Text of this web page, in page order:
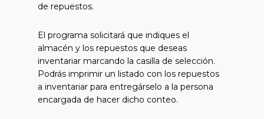
de repuestos.
El programa solicitará que indiques el
almacén y los repuestos que deseas
inventariar marcando la casilla de selección.
Podrás imprimir un listado con los repuestos
a inventariar para entregárselo a la persona
encargada de hacer dicho conteo.